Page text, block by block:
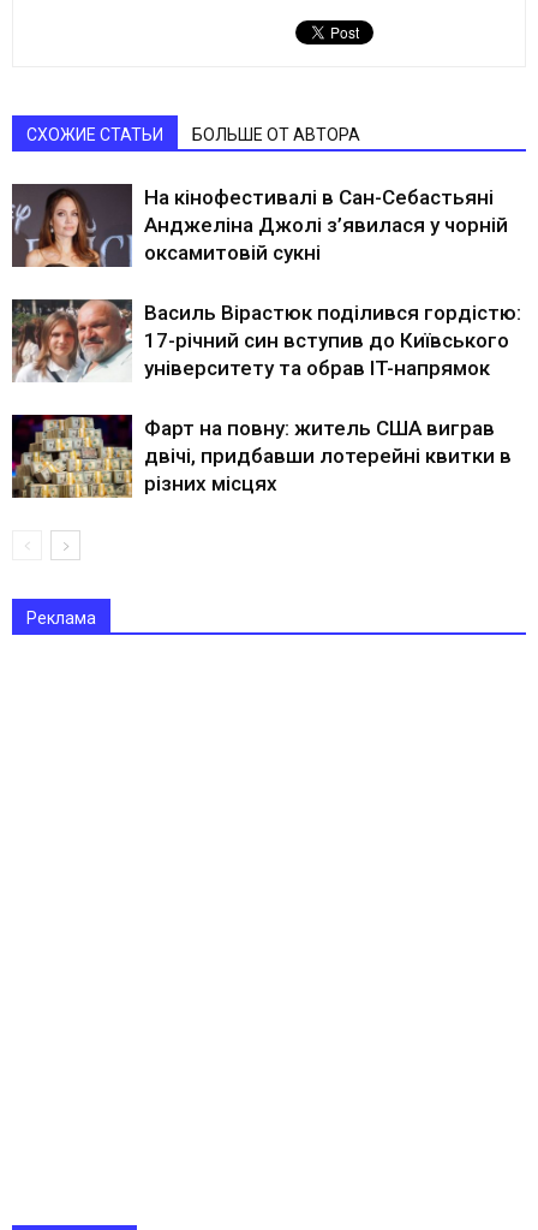
СХОЖИЕ СТАТЬИ БОЛЬШЕ ОТ АВТОРА
На кінофестивалі в Сан-Себастьяні
Анджеліна Джолі з’явилася у чорній
оксамитовій сукні
Василь Вірастюк поділився гордістю:
17-річний син вступив до Київського
університету та обрав IT-напрямок
Фарт на повну: житель США виграв
двічі, придбавши лотерейні квитки в
різних місцях
Реклама